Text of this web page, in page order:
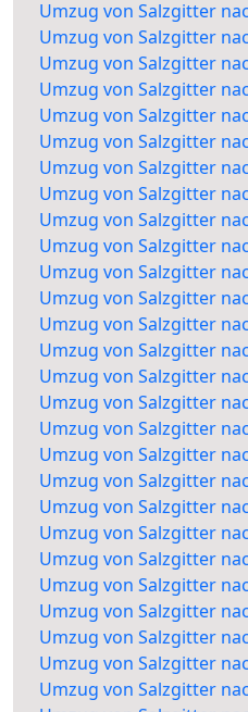
Umzug von Salzgitter
Umzug von Salzgitter
Umzug von Salzgitter
Umzug von Salzgitter
Umzug von Salzgitter
Umzug von Salzgitter
Umzug von Salzgitter
Umzug von Salzgitter
Umzug von Salzgitter
Umzug von Salzgitter
Umzug von Salzgitter
Umzug von Salzgitter
Umzug von Salzgitter
Umzug von Salzgitter
Umzug von Salzgitter
Umzug von Salzgitter
Umzug von Salzgitter
Umzug von Salzgitter
Umzug von Salzgitter
Umzug von Salzgitter
Umzug von Salzgitter
Umzug von Salzgitter
Umzug von Salzgitter
Umzug von Salzgitter
Umzug von Salzgitter
Umzug von Salzgitter
Umzug von Salzgitter